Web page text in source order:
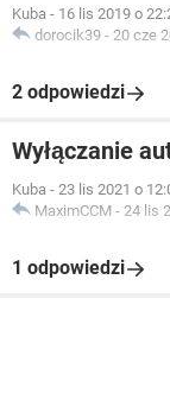
Kuba - 16 lis 2019 o
dorocik39 - 20 cze
2 odpowiedzi
Wyłączanie
Kuba - 23 lis 2021 o
MaximCCM - 24 lis
1 odpowiedzi